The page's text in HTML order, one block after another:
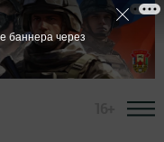
баннера через